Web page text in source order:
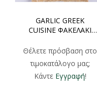
GARLIC GREEK
CUISINE ΦΑΚΕΛΑΚΙ
Θέλετε πρόσβαση στο
τιμοκατάλογο μας;
Κάντε Εγγραφή!